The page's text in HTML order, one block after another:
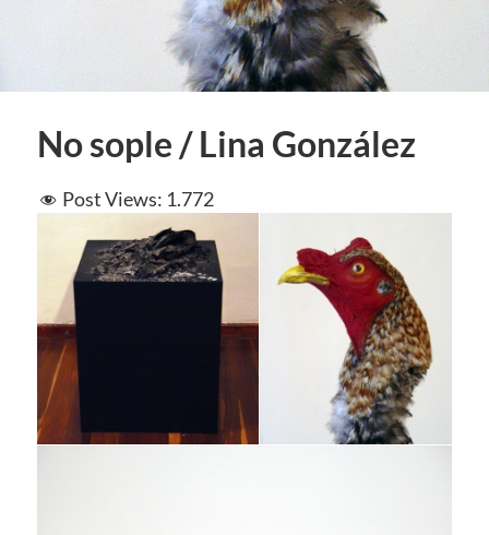
No sople / Lina González
Post Views: 1.772